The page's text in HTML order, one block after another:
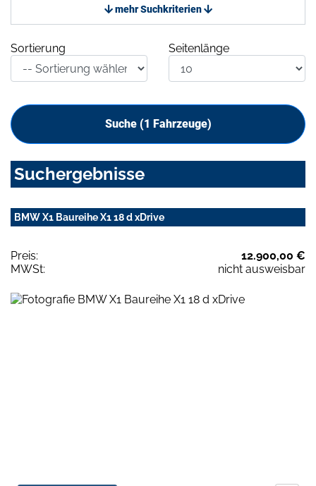
mehr Suchkriterien
Sortierung Seitenlänge
Suche (1 Fahrzeuge)
Suchergebnisse
BMW X1 Baureihe X1 18 d xDrive
Preis:
12.900,00 €
MWSt:
nicht ausweisbar